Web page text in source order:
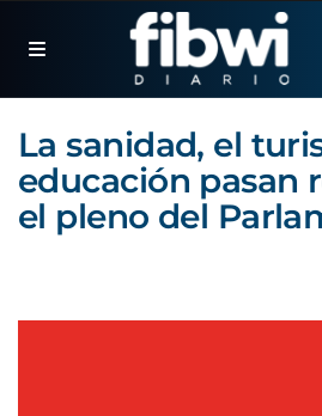
La sanidad, el
educación pasan
el pleno del